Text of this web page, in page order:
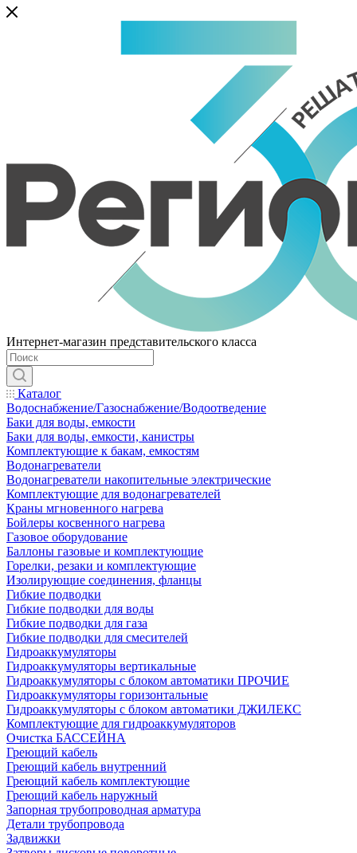
Интернет-магазин представительского класса
Каталог
Водоснабжение/Газоснабжение/Водоотведение
Баки для воды, емкости
Баки для воды, емкости, канистры
Комплектующие к бакам, емкостям
Водонагреватели
Водонагреватели накопительные электрические
Комплектующие для водонагревателей
Краны мгновенного нагрева
Бойлеры косвенного нагрева
Газовое оборудование
Баллоны газовые и комплектующие
Горелки, резаки и комплектующие
Изолирующие соединения, фланцы
Гибкие подводки
Гибкие подводки для воды
Гибкие подводки для газа
Гибкие подводки для смесителей
Гидроаккумуляторы
Гидроаккумуляторы вертикальные
Гидроаккумуляторы с блоком автоматики ПРОЧИЕ
Гидроаккумуляторы горизонтальные
Гидроаккумуляторы с блоком автоматики ДЖИЛЕКС
Комплектующие для гидроаккумуляторов
Очистка БАССЕЙНА
Греющий кабель
Греющий кабель внутренний
Греющий кабель комплектующие
Греющий кабель наружный
Запорная трубопроводная арматура
Детали трубопровода
Задвижки